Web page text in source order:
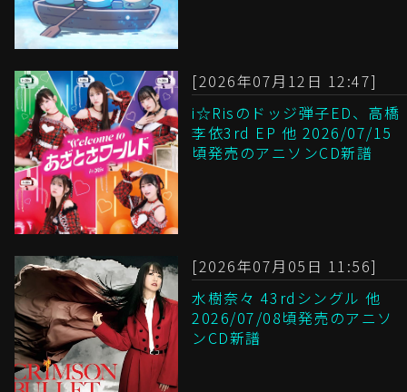
[2026年07月12日 12:47]
i☆Risのドッジ弾子ED、高橋
李依3rd EP 他 2026/07/15
頃発売のアニソンCD新譜
[2026年07月05日 11:56]
水樹奈々 43rdシングル 他
2026/07/08頃発売のアニソ
ンCD新譜